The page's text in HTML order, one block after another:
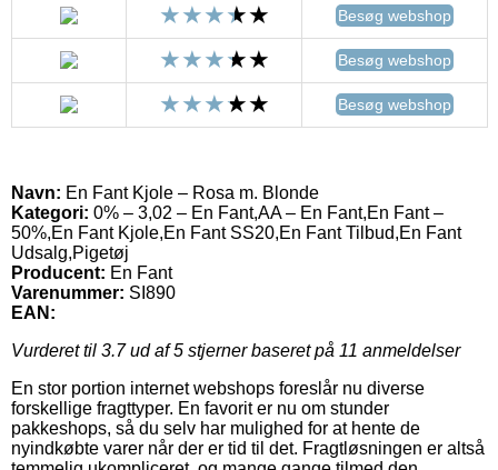
Besøg webshop
Besøg webshop
Besøg webshop
Navn: En Fant Kjole – Rosa m. Blonde
Kategori: 0% – 3,02 – En Fant,AA – En Fant,En Fant –
50%,En Fant Kjole,En Fant SS20,En Fant Tilbud,En Fant
Udsalg,Pigetøj
Producent: En Fant
Varenummer: SI890
EAN:
Vurderet til 3.7ud af 5 stjerner baseret på 11 anmeldelser
En stor portion internet webshops foreslår nu diverse
forskellige fragttyper. En favorit er nu om stunder
pakkeshops, så du selv har mulighed for at hente de
nyindkøbte varer når der er tid til det. Fragtløsningen er altså